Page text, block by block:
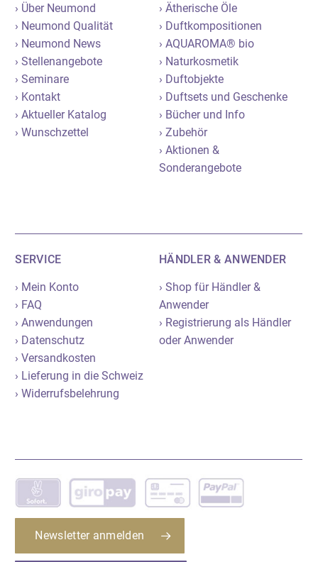
› Über Neumond
› Neumond Qualität
› Neumond News
› Stellenangebote
› Seminare
› Kontakt
› Aktueller Katalog
› Wunschzettel
› Ätherische Öle
› Duftkompositionen
› AQUAROMA® bio
› Naturkosmetik
› Duftobjekte
› Duftsets und Geschenke
› Bücher und Info
› Zubehör
› Aktionen &
Sonderangebote
SERVICE
› Mein Konto
› FAQ
› Anwendungen
› Datenschutz
› Versandkosten
› Lieferung in die Schweiz
› Widerrufsbelehrung
HÄNDLER & ANWENDER
› Shop für Händler &
Anwender
› Registrierung als Händler
oder Anwender
Newsletter anmelden